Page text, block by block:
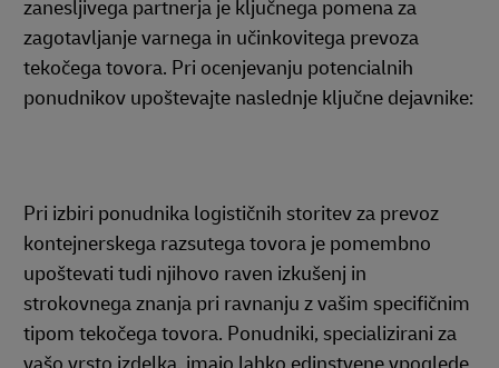
zanesljivega partnerja je ključnega pomena za
zagotavljanje varnega in učinkovitega prevoza
tekočega tovora. Pri ocenjevanju potencialnih
ponudnikov upoštevajte naslednje ključne dejavnike:
Pri izbiri ponudnika logističnih storitev za prevoz
kontejnerskega razsutega tovora je pomembno
upoštevati tudi njihovo raven izkušenj in
strokovnega znanja pri ravnanju z vašim specifičnim
tipom tekočega tovora. Ponudniki, specializirani za